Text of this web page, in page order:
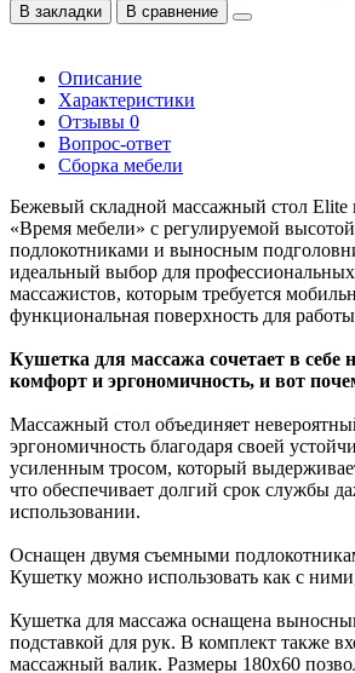
В закладки
В сравнение
Описание
Характеристики
Отзывы 0
Вопрос-ответ
Сборка мебели
Бежевый складной массажный стол
«Время мебели» с регулируемой
подлокотниками и выносным
идеальный выбор для
массажистов, которым требуется
функциональная поверхность для
Кушетка для массажа сочетает в себе
комфорт и эргономичность, и вот
Массажный стол объединяет
эргономичность благодаря своей
усиленным тросом, который
что обеспечивает долгий срок службы
использовании.
Оснащен двумя съемными
Кушетку можно использовать как с
Кушетка для массажа оснащена
подставкой для рук. В комплект также
массажный валик. Размеры 180х60